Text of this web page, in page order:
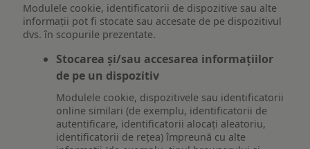
Modulele cookie, identificatorii de dispozitive sau alte
informații pot fi stocate sau accesate de pe dispozitivul
dvs. în scopurile prezentate.
Stocarea și/sau accesarea informațiilor
de pe un dispozitiv
Modulele cookie, dispozitivele sau identificatorii
online similari (de exemplu, identificatorii de
autentificare, identificatorii alocați aleatoriu,
identificatorii de rețea) împreună cu alte